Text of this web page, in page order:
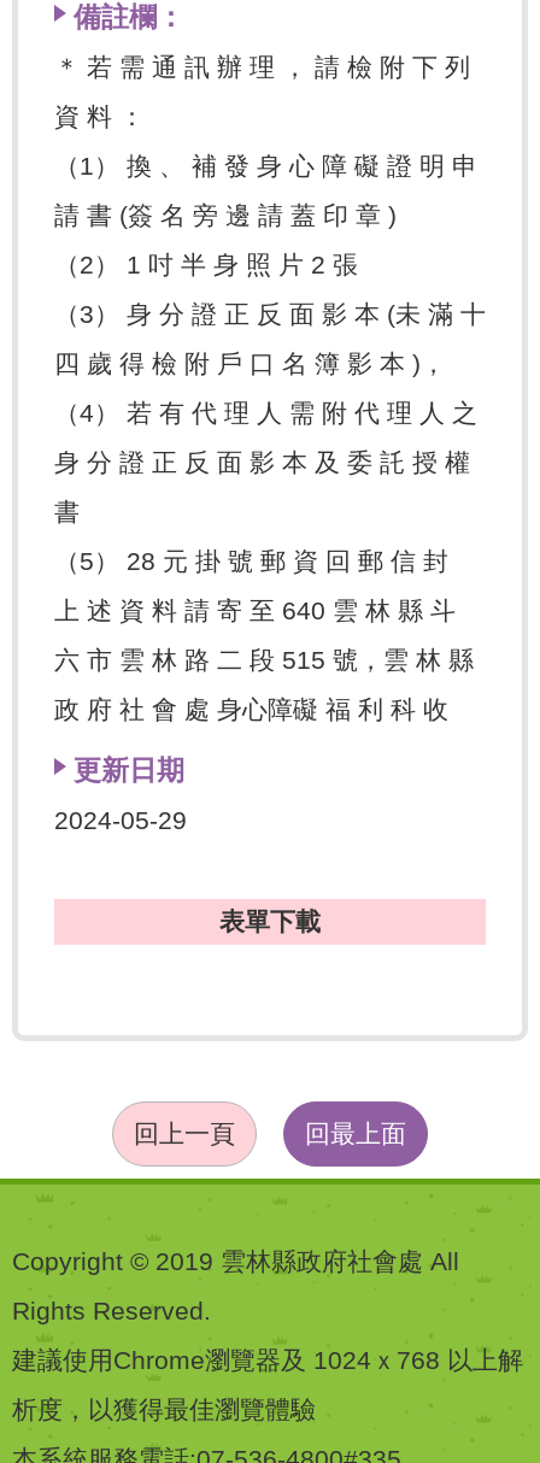
備註欄：
＊ 若 需 通 訊 辦 理 ， 請 檢 附 下 列
資 料 ：
（1） 換 、 補 發 身 心 障 礙 證 明 申
請 書 (簽 名 旁 邊 請 蓋 印 章 )
（2） 1 吋 半 身 照 片 2 張
（3） 身 分 證 正 反 面 影 本 (未 滿 十
四 歲 得 檢 附 戶 口 名 簿 影 本 )，
（4） 若 有 代 理 人 需 附 代 理 人 之
身 分 證 正 反 面 影 本 及 委 託 授 權
書
（5） 28 元 掛 號 郵 資 回 郵 信 封
上 述 資 料 請 寄 至 640 雲 林 縣 斗
六 市 雲 林 路 二 段 515 號，雲 林 縣
政 府 社 會 處 身心障礙 福 利 科 收
更新日期
2024-05-29
表單下載
回上一頁 回最上面
Copyright © 2019 雲林縣政府社會處 All
Rights Reserved.
建議使用Chrome瀏覽器及 1024ｘ768 以上解
析度，以獲得最佳瀏覽體驗